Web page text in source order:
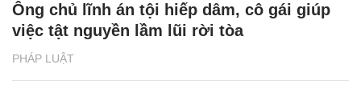
PHÁP LUẬT
Ông chủ lĩnh án tội hiếp dâm, cô gái giúp
việc tật nguyền lầm lũi rời tòa